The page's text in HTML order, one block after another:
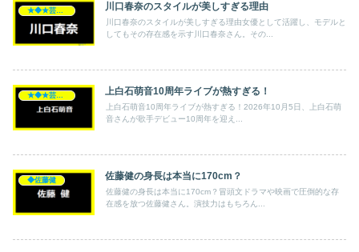
川口春奈のスタイルが美しすぎる理由
川口春奈のスタイルが美しすぎる理由女優として活躍し、モデルと
してもその存在感を示す川口春奈さん。その...
上白石萌音10周年ライブが熱すぎる！
上白石萌音10周年ライブが熱すぎる！2026年10月5日、上白石萌
音さんが歌手デビュー10周年を迎え...
◆佐藤健 佐藤健の身長は本当に170cm？
佐藤健の身長は本当に170cm？冒頭文ドラマや映画で圧倒的な存
在感を放つ佐藤健さん。演技力はもちろん...